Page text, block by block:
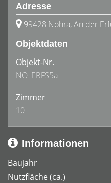
Adresse
99428 Nohra, An der
Objektdaten
Objekt-Nr.
NO_ERFS5a
Zimmer
10
Informationen
Baujahr
Nutzfläche (ca.)